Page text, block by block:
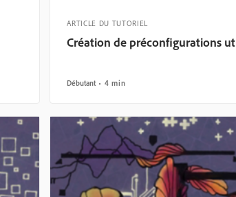
ARTICLE DU TUTORIEL
Création de préconfigurations
Débutant 4 min